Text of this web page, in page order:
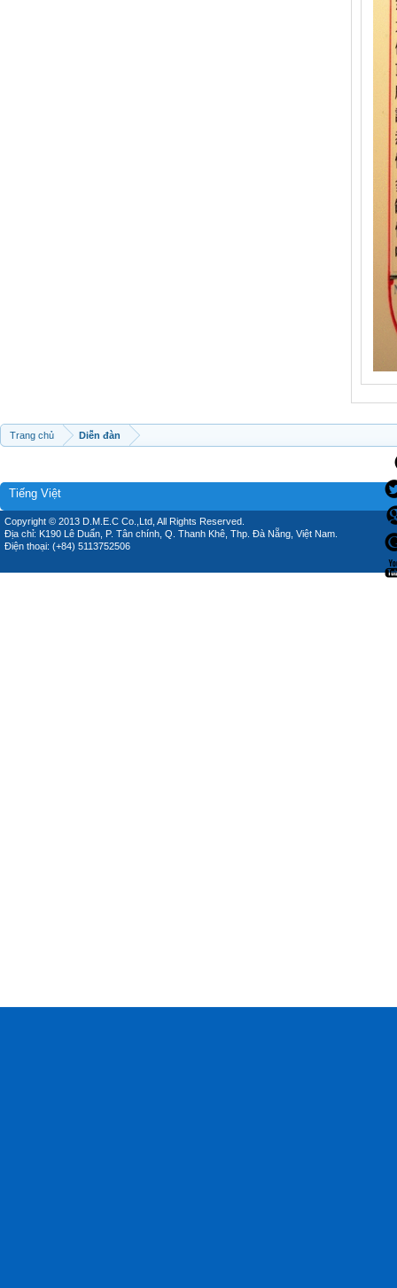
Trang chủ Diễn đàn
Tiếng Việt
Copyright © 2013 D.M.E.C Co.,Ltd, All Rights Reserved.
Địa chỉ: K190 Lê Duẩn, P. Tân chính, Q. Thanh Khê, Thp. Đà Nẵng, Việt Nam.
Điện thoại: (+84) 5113752506